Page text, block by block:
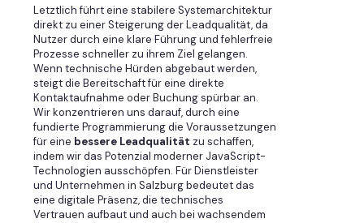
Letztlich führt eine stabilere Systemarchitektur
direkt zu einer Steigerung der Leadqualität, da
Nutzer durch eine klare Führung und fehlerfreie
Prozesse schneller zu ihrem Ziel gelangen.
Wenn technische Hürden abgebaut werden,
steigt die Bereitschaft für eine direkte
Kontaktaufnahme oder Buchung spürbar an.
Wir konzentrieren uns darauf, durch eine
fundierte Programmierung die Voraussetzungen
für eine bessere Leadqualität zu schaffen,
indem wir das Potenzial moderner JavaScript-
Technologien ausschöpfen. Für Dienstleister
und Unternehmen in Salzburg bedeutet das
eine digitale Präsenz, die technisches
Vertrauen aufbaut und auch bei wachsendem